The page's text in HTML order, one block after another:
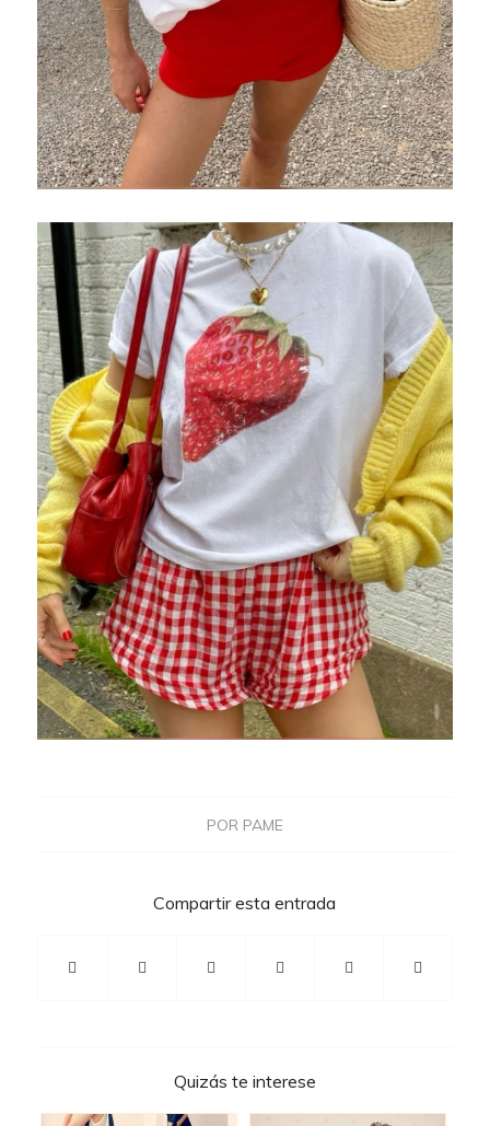
POR PAME
Compartir esta entrada
Quizás te interese